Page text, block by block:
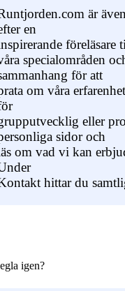
är
en
specialområden
för att
om våra
eller
sidor och
om vad vi kan
hittar du
igen?